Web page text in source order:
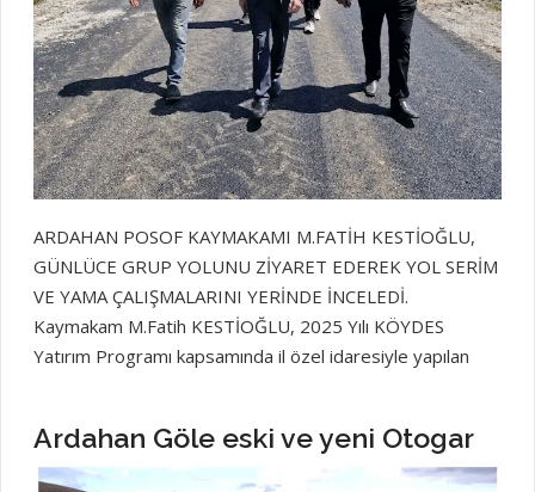
ARDAHAN POSOF KAYMAKAMI M.FATİH KESTİOĞLU,
GÜNLÜCE GRUP YOLUNU ZİYARET EDEREK YOL SERİM
VE YAMA ÇALIŞMALARINI YERİNDE İNCELEDİ.
Kaymakam M.Fatih KESTİOĞLU, 2025 Yılı KÖYDES
Yatırım Programı kapsamında il özel idaresiyle yapılan
halkıyla bir araya gelerek, köy durumu hakkında bilgi alıp
köyden ayrıldı. Ardahan Gazetesi Ardahanın Haberleri
Ardahan Göle eski ve yeni Otogar